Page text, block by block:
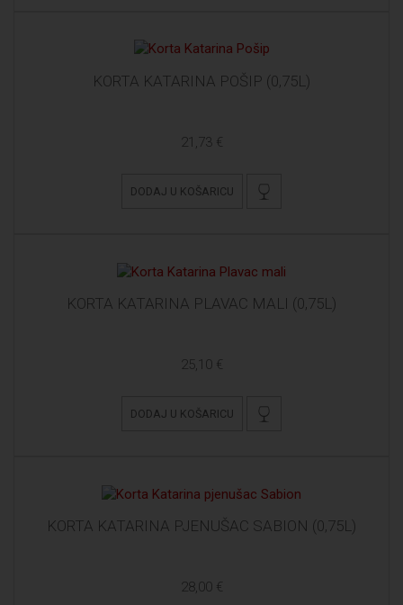
KORTA KATARINA POŠIP (0,75L)
21,73 €
DODAJ U KOŠARICU
KORTA KATARINA PLAVAC MALI (0,75L)
25,10 €
DODAJ U KOŠARICU
KORTA KATARINA PJENUŠAC SABION (0,75L)
28,00 €